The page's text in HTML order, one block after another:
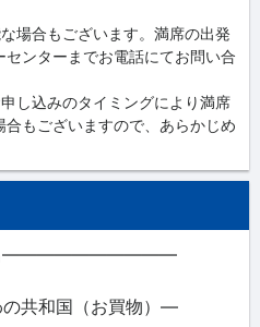
場合もございます。満席の出発
ンターまでお電話にてお問い合
し込みのタイミングにより満席
もございますので、あらかじめ
名――――――――――
共和国（お買物）―